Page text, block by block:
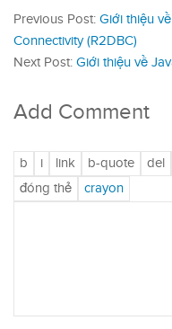
Previous Post: Giới thiệu
Connectivity (R2DBC)
Next Post: Giới thiệu về
Add Comment